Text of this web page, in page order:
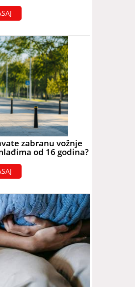
zabranu vožnje
od 16 godina?